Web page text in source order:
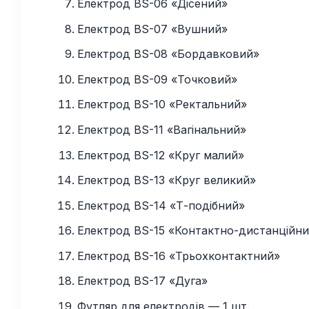
Електрод BS-06 «Дісений»
Електрод BS-07 «Вушний»
Електрод BS-08 «Бордавковий»
Електрод BS-09 «Точковий»
Електрод BS-10 «Ректальний»
Електрод BS-11 «Вагінальний»
Електрод BS-12 «Круг малий»
Електрод BS-13 «Круг великий»
Електрод BS-14 «Т-подібний»
Електрод BS-15 «Контактно-
Електрод BS-16 «Трьохконтактний»
Електрод BS-17 «Дуга»